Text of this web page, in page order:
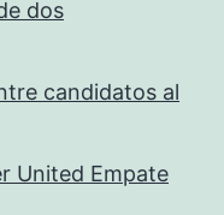
dos
candidatos al
United Empate